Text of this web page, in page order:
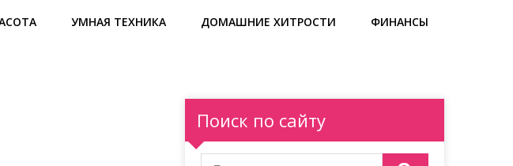
УМНАЯ ТЕХНИКА ДОМАШНИЕ ХИТРОСТИ ФИНАНСЫ
Поиск по сайту